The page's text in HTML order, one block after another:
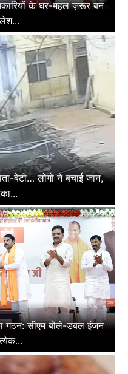
के घर-महल ज़रूर बन
बेटी… लोगों ने बचाई जान,
गठन: सीएम बोले-डबल इंजन